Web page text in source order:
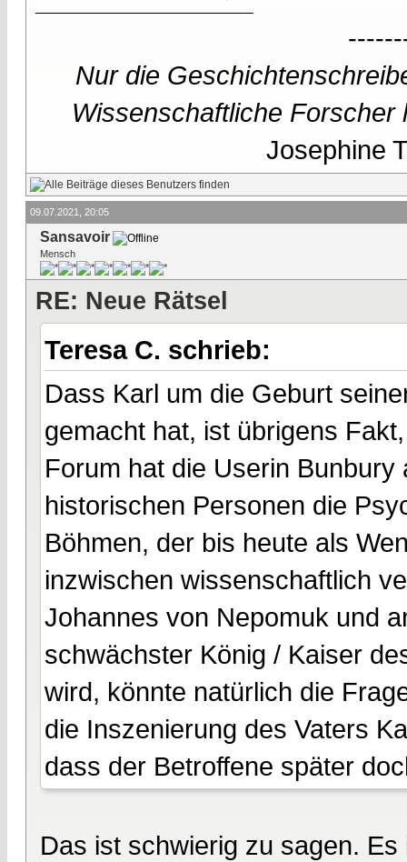
Nur die
Wissenschaftliche
Josephine
09.07.2021, 20:05
Sansavoir
Mensch
RE: Neue Rätsel
Teresa C. schrieb:
Dass Karl um die Geburt
gemacht hat, ist übrigens
Forum hat die Userin
historischen Personen die
Böhmen, der bis heute als
inzwischen wissenschaftlich
Johannes von Nepomuk und
schwächster König / Kaiser
wird, könnte natürlich die
die Inszenierung des Vaters
dass der Betroffene später
Das ist schwierig zu sagen.